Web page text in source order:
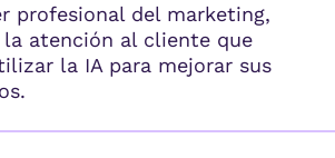
profesional del marketing,
la atención al cliente que
la IA para mejorar sus